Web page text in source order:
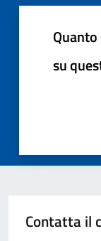
su
Contatta il